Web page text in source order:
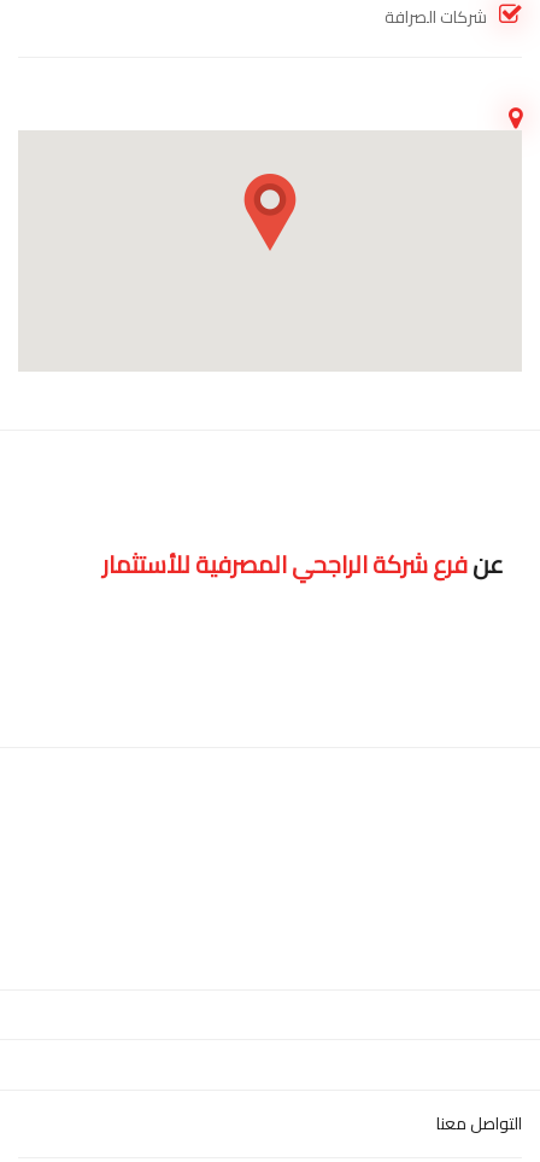
شركات الصرافة
عنفرع شركة الراجحي المصرفية للأستثمار
التواصل معنا